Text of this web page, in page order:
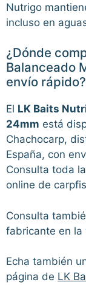
Nutrigo
incluso en
¿Dónde
Balanceado
envío rápido?
El LK Baits
24mm está
Chachocarp,
España, con
Consulta toda la
online de
Consulta
fabricante en
Echa también
página de LK